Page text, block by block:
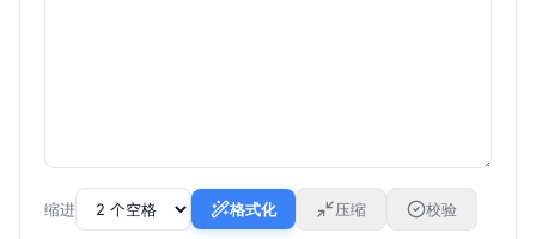
缩进 格式化 压缩 校验